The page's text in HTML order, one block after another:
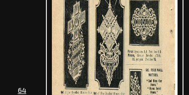
64